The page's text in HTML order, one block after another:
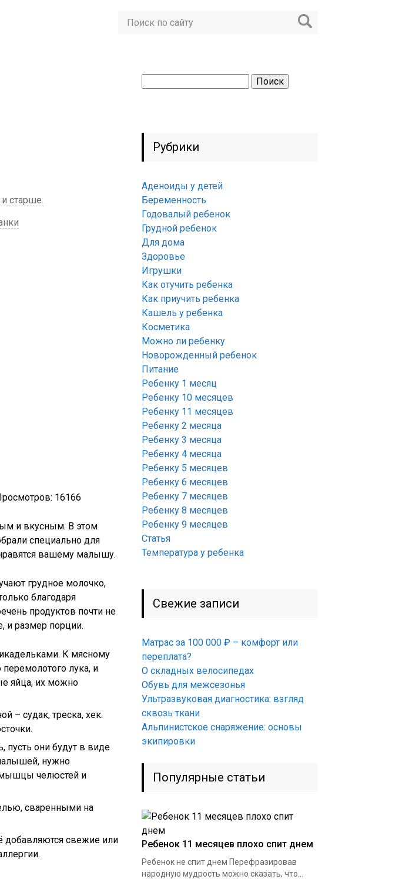
старше.
16166
и вкусным. В этом
специально для
вашему малышу.
грудное молочко,
благодаря
продуктов почти не
и размер порции.
К мясному
лука, и
яйца, их можно
– судак, треска, хек.
пусть они будут в виде
нужно
мышцы челюстей и
сваренными на
добавляются свежие или
Рубрики
Аденоиды у детей
Беременность
Годовалый ребенок
Грудной ребенок
Для дома
Здоровье
Игрушки
Как отучить ребенка
Как приучить ребенка
Кашель у ребенка
Косметика
Можно ли ребенку
Новорожденный ребенок
Питание
Ребенку 1 месяц
Ребенку 10 месяцев
Ребенку 11 месяцев
Ребенку 2 месяца
Ребенку 3 месяца
Ребенку 4 месяца
Ребенку 5 месяцев
Ребенку 6 месяцев
Ребенку 7 месяцев
Ребенку 8 месяцев
Ребенку 9 месяцев
Статья
Температура у ребенка
Свежие записи
Матрас за 100 000 ₽ – комфорт или
переплата?
О складных велосипедах
Обувь для межсезонья
Ультразвуковая диагностика: взгляд
сквозь ткани
Альпинистское снаряжение: основы
экипировки
Популярные статьи
Ребенок 11 месяцев плохо спит днем
Ребенок не спит днем Перефразировав
народную мудрость можно сказать, что...